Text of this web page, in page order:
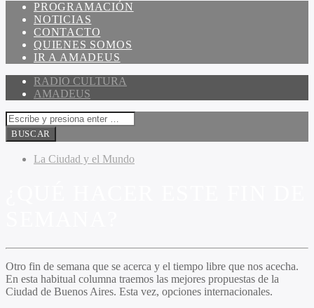
PROGRAMACIÓN
NOTICIAS
CONTACTO
QUIENES SOMOS
IR A AMADEUS
RADIO CULTURA
AMADEUS
La Ciudad y el Mundo
Otro fin de semana que se acerca y el tiempo libre que nos acecha.
En esta habitual columna traemos las mejores propuestas de la
Ciudad de Buenos Aires. Esta vez, opciones internacionales.